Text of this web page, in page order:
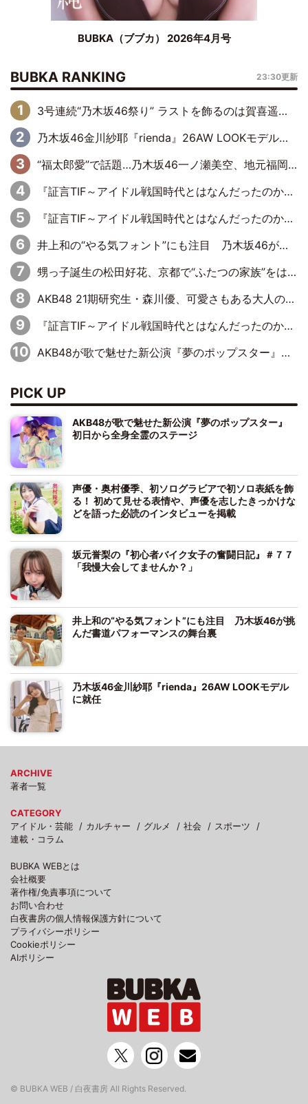
BUBKA（ブブカ） 2026年4月号
BUBKA RANKING 23:30更新
3号連続“乃木坂46祭り” ラストを飾るのは賀喜遥香…5年ぶりの登場に「5年分大人になった私を見ていただけたら」
乃木坂46金川紗耶『rienda』26AW LOOKモデルに就任
“福太郎愛”で話題…乃木坂46一ノ瀬美空、地元福岡『めんべい25周年トップサポーター』に就任
『証言TIF～アイドル戦国時代とはなんだったのか～』第6回：でんぱ組.inc・古川未鈴×相沢梨紗「『ハロプロやりたかったな』って言ったら、夢眠ねむさんに『てめえはでんぱ組．incなんだよ！』って肩パンされて(笑)」
『証言TIF～アイドル戦国時代とはなんだったのか～』第11回：私立恵比寿中学・真山りか×安本彩花「TIFで10年ぶりのキョンシーメイクをしたら、場を完全に引かせてしまって。時代が変わったんだなって」
井上和の“やる気フォント”にも注目 乃木坂46が挑んだ書道パフォーマンスの舞台裏
甥っ子誕生の松田好花、京都で“ふたつの家族”をはしご！ “母”黒谷友香に見送られ、“父”松岡昌宏とはハシゴ酒
AKB48 21期研究生・森川優、可愛さもある大人の女性に
『証言TIF～アイドル戦国時代とはなんだったのか～』第10回：さくら学院・武藤彩未×飯田らうら「正直、中3で辞めるというのを信じてなくて。そう言われてはいたけど、嘘でしょって」
AKB48が歌で魅せた新公演『夢のポップスター』 初日から全身全霊のステージ
PICK UP
AKB48が歌で魅せた新公演『夢のポップスター』
初日から全身全霊のステージ
声優・奥村優季、初ソログラビアで初ソロ表紙を飾
る！ 初めて見せる表情や、声優を志したきっかけな
どを語った必読のインタビューを掲載
坂元誉梨の『初心者バイク女子の奮闘日記』＃７７
「我慢大会してませんか？」
井上和の“やる気フォント”にも注目 乃木坂46が挑
んだ書道パフォーマンスの舞台裏
乃木坂46金川紗耶『rienda』26AW LOOKモデル
に就任
ARCHIVE
著者一覧
CATEGORY
アイドル・芸能
カルチャー グルメ 社会
スポーツ
連載・コラム
BUBKA WEBとは
会社概要
著作権/免責事項について
お問い合わせ
白夜書房の個人情報保護方針について
プライバシーポリシー
Cookieポリシー
AIポリシー
© BUBKA WEB / 白夜書房 All Rights Reserved.